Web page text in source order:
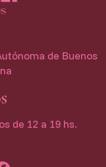
de Buenos
de 12 a 19 hs.